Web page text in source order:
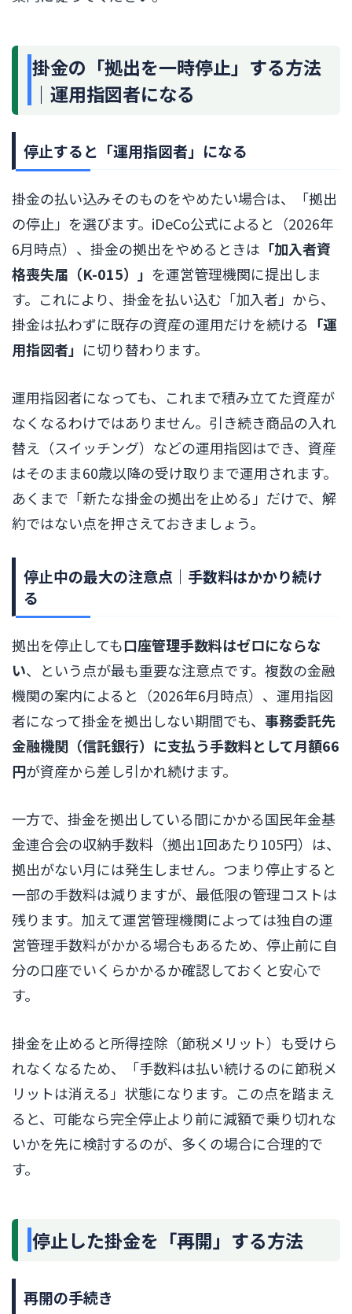
掛金の「拠出を一時停止」する方法
｜運用指図者になる
停止すると「運用指図者」になる
掛金の払い込みそのものをやめたい場合は、「拠出
の停止」を選びます。iDeCo公式によると（2026年
6月時点）、掛金の拠出をやめるときは 「加入者資
格喪失届（K-015）」 を運営管理機関に提出しま
す。これにより、掛金を払い込む「加入者」から、
掛金は払わずに既存の資産の運用だけを続ける 「運
用指図者」 に切り替わります。
運用指図者になっても、これまで積み立てた資産が
なくなるわけではありません。引き続き商品の入れ
替え（スイッチング）などの運用指図はでき、資産
はそのまま60歳以降の受け取りまで運用されます。
あくまで「新たな掛金の拠出を止める」だけで、解
約ではない点を押さえておきましょう。
停止中の最大の注意点｜手数料はかかり続け
る
拠出を停止しても口座管理手数料はゼロにならな
い、という点が最も重要な注意点です。複数の金融
機関の案内によると（2026年6月時点）、運用指図
者になって掛金を拠出しない期間でも、 事務委託先
金融機関（信託銀行）に支払う手数料として月額66
円が資産から差し引かれ続けます。
一方で、掛金を拠出している間にかかる国民年金基
金連合会の収納手数料（拠出1回あたり105円）は、
拠出がない月には発生しません。つまり停止すると
一部の手数料は減りますが、最低限の管理コストは
残ります。加えて運営管理機関によっては独自の運
営管理手数料がかかる場合もあるため、停止前に自
分の口座でいくらかかるか確認しておくと安心で
す。
掛金を止めると所得控除（節税メリット）も受けら
れなくなるため、「手数料は払い続けるのに節税メ
リットは消える」状態になります。この点を踏まえ
ると、可能なら完全停止より前に減額で乗り切れな
いかを先に検討するのが、多くの場合に合理的で
す。
停止した掛金を「再開」する方法
再開の手続き